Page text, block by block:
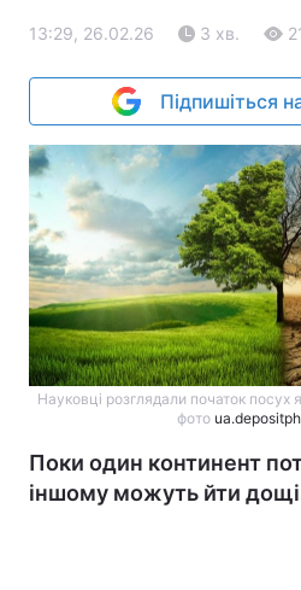
13:29, 26.02.26 3 хв.
Підпишіться
Науковці розглядали початок посух
фото
Поки один континент
іншому можуть йти